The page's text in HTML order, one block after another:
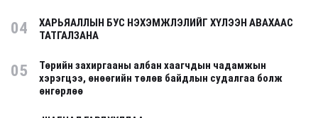
04
ХАРЬЯАЛЛЫН БУС НЭХЭМЖЛЭЛИЙГ ХҮЛЭЭН АВАХААС
ТАТГАЛЗАНА
05
Төрийн захиргааны албан хаагчдын чадамжын
хэрэгцээ, өнөөгийн төлөв байдлын судалгаа болж
өнгөрлөө